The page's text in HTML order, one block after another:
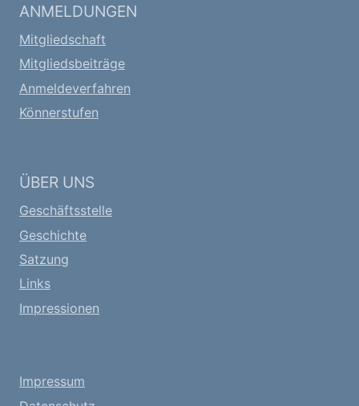
ANMELDUNGEN
Mitgliedschaft
Mitgliedsbeiträge
Anmeldeverfahren
Könnerstufen
ÜBER UNS
Geschäftsstelle
Geschichte
Satzung
Links
Impressionen
Impressum